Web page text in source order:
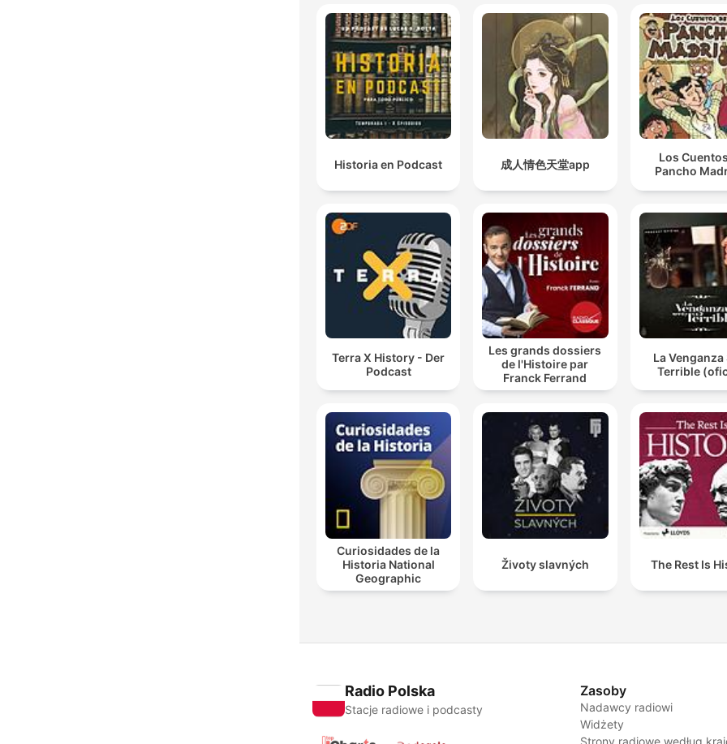
Historia en Podcast 成人情色天堂app
Los
Pancho
Terra X History - Der
Podcast
Les grands dossiers
de l'Histoire par
Franck Ferrand
La Venganza
Terrible
Curiosidades de la
Historia National
Geographic
Životy slavných The Rest Is
Radio Polska
Stacje radiowe i podcasty
Zasoby
Nadawcy radiowi
Widżety
Strony radiowe według